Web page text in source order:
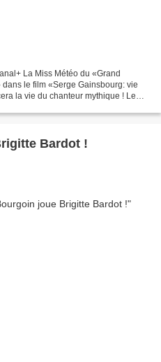
La Miss Météo du «Grand
le film «Serge Gainsbourg: vie
la vie du chanteur mythique ! Le
Bardot !